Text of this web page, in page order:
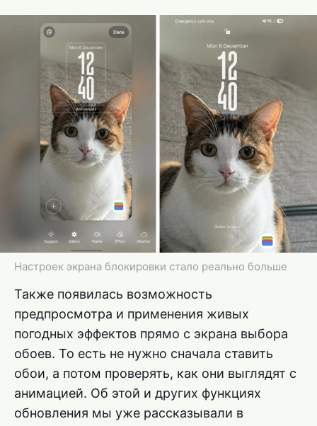
Настроек экрана блокировки стало реально больше
Также появилась возможность
предпросмотра и применения живых
погодных эффектов прямо с экрана выбора
обоев. То есть не нужно сначала ставить
обои, а потом проверять, как они выглядят с
анимацией. Об этой и других функциях
обновления мы уже рассказывали в